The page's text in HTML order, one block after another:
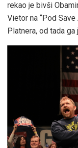
rekao je bivši
Vietor na “Pod
Platnera, od tada